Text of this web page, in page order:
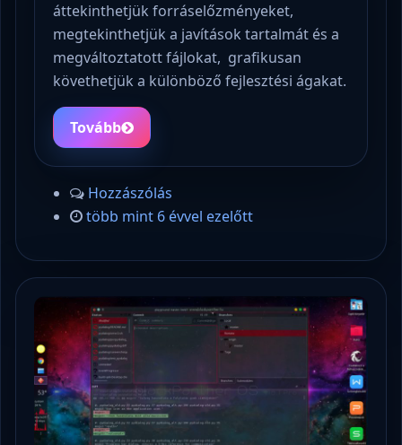
áttekinthetjük forráselőzményeket,
megtekinthetjük a javítások tartalmát és a
megváltoztatott fájlokat, grafikusan
követhetjük a különböző fejlesztési ágakat.
Tovább
Hozzászólás
több mint 6 évvel ezelőtt